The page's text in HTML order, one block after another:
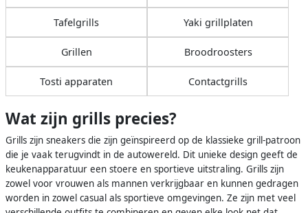
Tafelgrills Yaki grillplaten
Grillen Broodroosters
Tosti apparaten Contactgrills
Wat zijn grills precies?
Grills zijn sneakers die zijn geïnspireerd op de klassieke grill-patroon
die je vaak terugvindt in de autowereld. Dit unieke design geeft de
keukenapparatuur een stoere en sportieve uitstraling. Grills zijn
zowel voor vrouwen als mannen verkrijgbaar en kunnen gedragen
worden in zowel casual als sportieve omgevingen. Ze zijn met veel